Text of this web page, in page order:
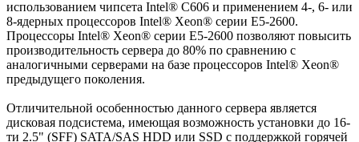
использованием чипсета Intel® C606 и применением 4-, 6- или
8-ядерных процессоров Intel® Xeon® серии E5-2600.
Процессоры Intel® Xeon® серии E5-2600 позволяют повысить
производительность сервера до 80% по сравнению с
аналогичными серверами на базе процессоров Intel® Xeon®
предыдущего поколения.
Отличительной особенностью данного сервера является
дисковая подсистема, имеющая возможность установки до 16-
ти 2.5" (SFF) SATA/SAS HDD или SSD с поддержкой горячей